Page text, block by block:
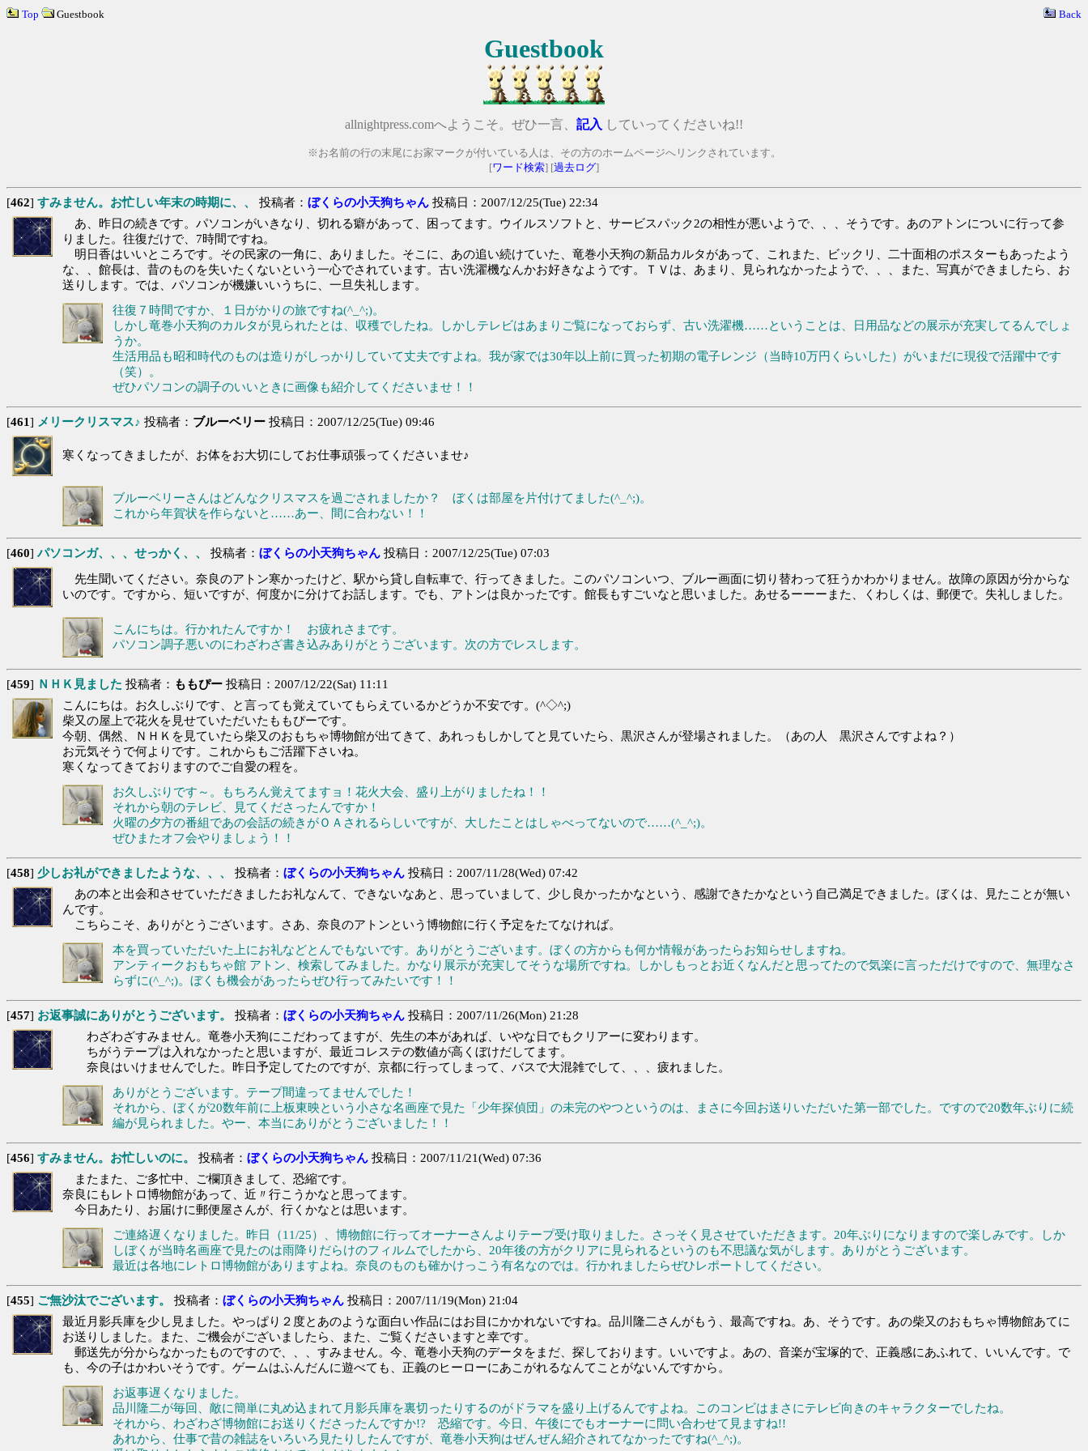
Top Guestbook Back
Guestbook
allnightpress.comへようこそ。ぜひ一言、 記入 していってくださいね!!
※お名前の行の末尾にお家マークが付いている人は、その方のホームページへリンクされています。
[ワード検索] [過去ログ]
[462] すみません。お忙しい年末の時期に、、 投稿者： ぼくらの小天狗ちゃん 投稿日：2007/12/25(Tue) 22:34
あ、昨日の続きです。パソコンがいきなり、切れる癖があって、困ってます。ウイルスソフトと、サービスパック2の相性が悪いようで、、、そうです。あのアトンについに行って参
りました。往復だけで、7時間ですね。
明日香はいいところです。その民家の一角に、ありました。そこに、あの追い続けていた、竜巻小天狗の新品カルタがあって、これまた、ビックリ、二十面相のポスターもあったよう
な、、館長は、昔のものを失いたくないという一心でされています。古い洗濯機なんかお好きなようです。ＴＶは、あまり、見られなかったようで、、、また、写真ができましたら、お
送りします。では、パソコンが機嫌いいうちに、一旦失礼します。
往復７時間ですか、１日がかりの旅ですね(^_^;)。
しかし竜巻小天狗のカルタが見られたとは、収穫でしたね。しかしテレビはあまりご覧になっておらず、古い洗濯機……ということは、日用品などの展示が充実してるんでしょ
うか。
生活用品も昭和時代のものは造りがしっかりしていて丈夫ですよね。我が家では30年以上前に買った初期の電子レンジ（当時10万円くらいした）がいまだに現役で活躍中です
（笑）。
ぜひパソコンの調子のいいときに画像も紹介してくださいませ！！
[461] メリークリスマス♪ 投稿者： ブルーベリー 投稿日：2007/12/25(Tue) 09:46
寒くなってきましたが、お体をお大切にしてお仕事頑張ってくださいませ♪
ブルーベリーさんはどんなクリスマスを過ごされましたか？ ぼくは部屋を片付けてました(^_^;)。
これから年賀状を作らないと……あー、間に合わない！！
[460]パソコンガ、、、せっかく、、 投稿者： ぼくらの小天狗ちゃん 投稿日：2007/12/25(Tue) 07:03
先生聞いてください。奈良のアトン寒かったけど、駅から貸し自転車で、行ってきました。このパソコンいつ、ブルー画面に切り替わって狂うかわかりません。故障の原因が分からな
いのです。ですから、短いですが、何度かに分けてお話します。でも、アトンは良かったです。館長もすごいなと思いました。あせるーーーまた、くわしくは、郵便で。失礼しました。
こんにちは。行かれたんですか！ お疲れさまです。
パソコン調子悪いのにわざわざ書き込みありがとうございます。次の方でレスします。
[459] ＮＨＫ見ました 投稿者： ももぴー 投稿日：2007/12/22(Sat) 11:11
こんにちは。お久しぶりです、と言っても覚えていてもらえているかどうか不安です。(^◇^;)
柴又の屋上で花火を見せていただいたももぴーです。
今朝、偶然、ＮＨＫを見ていたら柴又のおもちゃ博物館が出てきて、あれっもしかしてと見ていたら、黒沢さんが登場されました。（あの人 黒沢さんですよね？）
お元気そうで何よりです。これからもご活躍下さいね。
寒くなってきておりますのでご自愛の程を。
お久しぶりです～。もちろん覚えてますョ！花火大会、盛り上がりましたね！！
それから朝のテレビ、見てくださったんですか！
火曜の夕方の番組であの会話の続きがＯＡされるらしいですが、大したことはしゃべってないので……(^_^;)。
ぜひまたオフ会やりましょう！！
[458] 少しお礼ができましたような、、、 投稿者： ぼくらの小天狗ちゃん 投稿日：2007/11/28(Wed) 07:42
あの本と出会和させていただきましたお礼なんて、できないなあと、思っていまして、少し良かったかなという、感謝できたかなという自己満足できました。ぼくは、見たことが無い
んです。
こちらこそ、ありがとうございます。さあ、奈良のアトンという博物館に行く予定をたてなければ。
本を買っていただいた上にお礼などとんでもないです。ありがとうございます。ぼくの方からも何か情報があったらお知らせしますね。
アンティークおもちゃ館 アトン、検索してみました。かなり展示が充実してそうな場所ですね。しかしもっとお近くなんだと思ってたので気楽に言っただけですので、無理なさ
らずに(^_^;)。ぼくも機会があったらぜひ行ってみたいです！！
[457] お返事誠にありがとうございます。 投稿者： ぼくらの小天狗ちゃん 投稿日：2007/11/26(Mon) 21:28
わざわざすみません。竜巻小天狗にこだわってますが、先生の本があれば、いやな日でもクリアーに変わります。
ちがうテープは入れなかったと思いますが、最近コレステの数値が高くぼけだしてます。
奈良はいけませんでした。昨日予定してたのですが、京都に行ってしまって、バスで大混雑でして、、、疲れました。
ありがとうございます。テープ間違ってませんでした！
それから、ぼくが20数年前に上板東映という小さな名画座で見た「少年探偵団」の未完のやつというのは、まさに今回お送りいただいた第一部でした。ですので20数年ぶりに続
編が見られました。やー、本当にありがとうございました！！
[456] すみません。お忙しいのに。 投稿者： ぼくらの小天狗ちゃん 投稿日：2007/11/21(Wed) 07:36
またまた、ご多忙中、ご欄頂きまして、恐縮です。
奈良にもレトロ博物館があって、近〃行こうかなと思ってます。
今日あたり、お届けに郵便屋さんが、行くかなとは思います。
ご連絡遅くなりました。昨日（11/25）、博物館に行ってオーナーさんよりテープ受け取りました。さっそく見させていただきます。20年ぶりになりますので楽しみです。しか
しぼくが当時名画座で見たのは雨降りだらけのフィルムでしたから、20年後の方がクリアに見られるというのも不思議な気がします。ありがとうございます。
最近は各地にレトロ博物館がありますよね。奈良のものも確かけっこう有名なのでは。行かれましたらぜひレポートしてください。
[455] ご無沙汰でございます。 投稿者： ぼくらの小天狗ちゃん 投稿日：2007/11/19(Mon) 21:04
最近月影兵庫を少し見ました。やっぱり２度とあのような面白い作品にはお目にかかれないですね。品川隆二さんがもう、最高ですね。あ、そうです。あの柴又のおもちゃ博物館あてに
お送りしました。また、ご機会がございましたら、また、ご覧くださいますと幸です。
郵送先が分からなかったものですので、、、すみません。今、竜巻小天狗のデータをまだ、探しております。いいですよ。あの、音楽が宝塚的で、正義感にあふれて、いいんです。で
も、今の子はかわいそうです。ゲームはふんだんに遊べても、正義のヒーローにあこがれるなんてことがないんですから。
お返事遅くなりました。
品川隆二が毎回、敵に簡単に丸め込まれて月影兵庫を裏切ったりするのがドラマを盛り上げるんですよね。このコンビはまさにテレビ向きのキャラクターでしたね。
それから、わざわざ博物館にお送りくださったんですか!? 恐縮です。今日、午後にでもオーナーに問い合わせて見ますね!!
あれから、仕事で昔の雑誌をいろいろ見たりしたんですが、竜巻小天狗はぜんぜん紹介されてなかったですね(^_^;)。